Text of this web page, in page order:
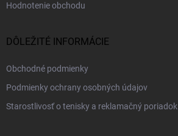
Hodnotenie obchodu
DÔLEŽITÉ INFORMÁCIE
Obchodné podmienky
Podmienky ochrany osobných údajov
Starostlivosť o tenisky a reklamačný poriadok